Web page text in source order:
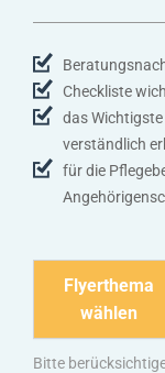
Checkliste
das
verständlich
für die
Flyerthema
wählen
Bitte